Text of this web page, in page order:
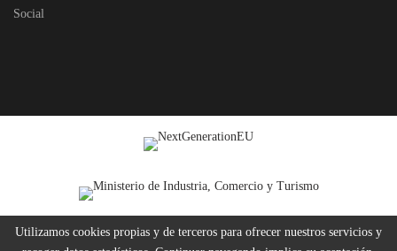
Utilizamos cookies propias y de terceros para ofrecer nuestros servicios y
Social